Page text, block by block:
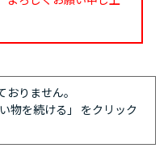
りません。
物を続ける」 をクリック